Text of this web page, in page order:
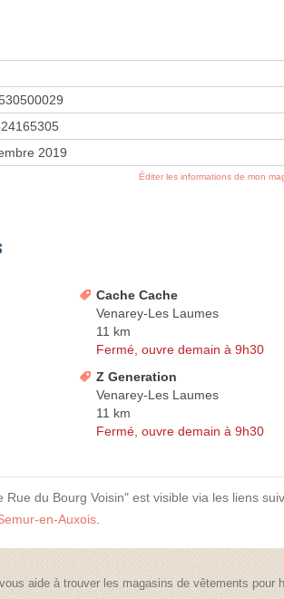
2019
Éditer les informations de mon
Cache Cache
Venarey-Les Laumes
11 km
Fermé, ouvre demain à 9h30
Z Generation
Venarey-Les Laumes
11 km
Fermé, ouvre demain à 9h30
du Bourg Voisin" est visible via les liens
en-Auxois.
aide à trouver les magasins de vêtements